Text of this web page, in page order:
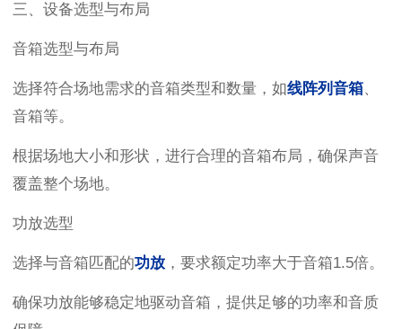
三、设备选型与布局
音箱选型与布局
选择符合场地需求的音箱类型和数量，如线阵列音箱、
音箱等。
根据场地大小和形状，进行合理的音箱布局，确保声音
覆盖整个场地。
功放选型
选择与音箱匹配的功放 ，要求额定功率大于音箱1.5倍。
确保功放能够稳定地驱动音箱，提供足够的功率和音质